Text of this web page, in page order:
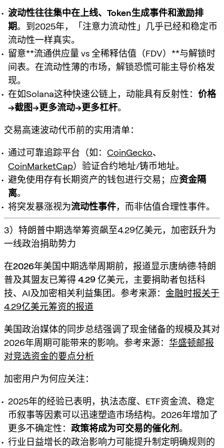
波动性往往集中在上线、Token生成事件和激励排
期。到2025年，「注意力流动性」几乎已经和稳定币
流动性一样真实。
留意**流通供应量 vs 全稀释估值（FDV）**与解锁时
间表。在流动性薄的市场，解锁恐慌可能主导价格发
现。
在如Solana这种快速公链上，动能具有反射性： 价格
→截图→更多流动→更多杠杆。
交易高速波动代币前的实用清单：
通过可靠追踪平台（如： CoinGecko、
CoinMarketCap）验证合约地址/铸币地址。
避免使用存有长期资产的钱包进行交易；应资金隔
离。
将突发暴涨视为流动性事件，而非估值合理性事件。
3）特朗普中期选举筹资飙至4.29亿美元，加密跃升为
一线政治捐助势力
在2026年美国中期选举周期前，报道显示唐纳德·特朗
普及其盟友已筹得4.29 亿美元，主要捐助者包括科
技、AI及加密相关利益集团。参考来源： 金融时报关于
4.29亿美元筹资的报道
美国政治媒体的同步总结强调了现金储备的规模及其对
2026年周期可能带来的影响。参考来源： 华盛顿邮报
对竞选资金的要点分析
加密用户为何应关注：
2025年的经验已表明，执法态度、ETF资金流、稳定
币叙事等因素可以迅速塑造市场结构。2026年增加了
更多不确定性： 政策将成为可交易的催化剂。
行业日益增长的政治影响力可能提升制定明确规则的